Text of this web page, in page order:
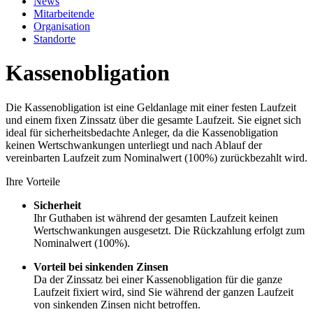
Mitarbeitende
Organisation
Standorte
Kassenobligation
Die Kassenobligation ist eine Geldanlage mit einer festen Laufzeit
und einem fixen Zinssatz über die gesamte Laufzeit. Sie eignet sich
ideal für sicherheitsbedachte Anleger, da die Kassenobligation
keinen Wertschwankungen unterliegt und nach Ablauf der
vereinbarten Laufzeit zum Nominalwert (100%) zurückbezahlt wird.
Ihre Vorteile
Sicherheit
Ihr Guthaben ist während der gesamten Laufzeit keinen
Wertschwankungen ausgesetzt. Die Rückzahlung erfolgt zum
Nominalwert (100%).
Vorteil bei sinkenden Zinsen
Da der Zinssatz bei einer Kassenobligation für die ganze
Laufzeit fixiert wird, sind Sie während der ganzen Laufzeit
von sinkenden Zinsen nicht betroffen.